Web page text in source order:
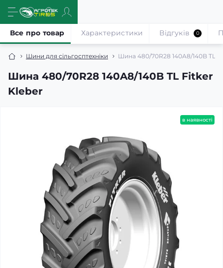
Шини для сільгосптехніки Шина 480/70R28 140A8/140B TL
Шина 480/70R28 140A8/140B TL Fitker
Kleber
Все про товар Характеристики Відгуків 0
в наявності